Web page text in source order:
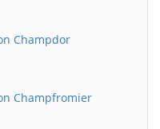
Champdor
Champfromier